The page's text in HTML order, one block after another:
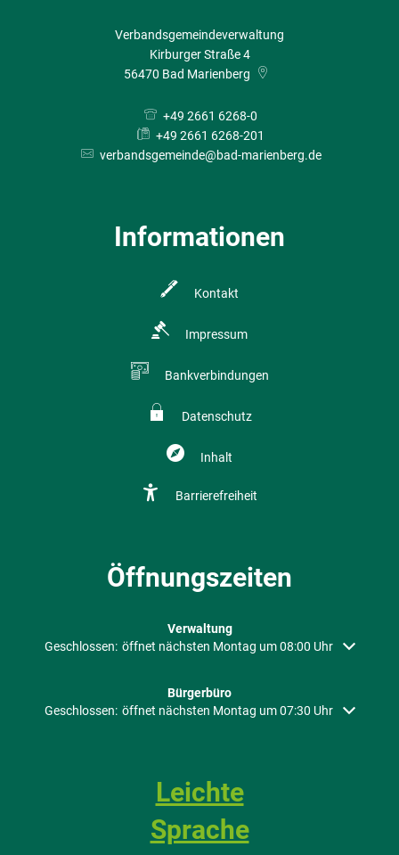
Verbandsgemeindeverwaltung
Kirburger Straße 4
56470 Bad Marienberg
+49 2661 6268-0
+49 2661 6268-201
verbandsgemeinde@bad-marienberg.de
Informationen
Kontakt
Impressum
Bankverbindungen
Datenschutz
Inhalt
Barrierefreiheit
Öffnungszeiten
Verwaltung
Klicken, um weitere Öffnungs- oder Schließzeiten auszublenden
Geschlossen: öffnet nächsten Montag um 08:00 Uhr
Bürgerbüro
Klicken, um weitere Öffnungs- oder Schließzeiten auszublenden
Geschlossen: öffnet nächsten Montag um 07:30 Uhr
Leichte
Sprache